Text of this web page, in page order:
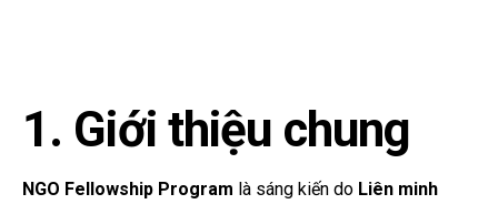
1. Giới thiệu chung
NGO Fellowship Program là sáng kiến do Liên minh